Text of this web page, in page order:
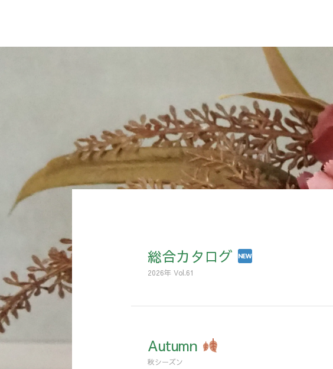
総合カタログ
2026年 Vol.61
Autumn
秋シーズン